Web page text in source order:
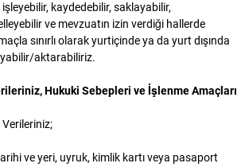
kaydedebilir, saklayabilir,
ve mevzuatın izin verdiği hallerde
sınırlı olarak yurtiçinde ya da yurt dışında
aktarabiliriz.
Hukuki Sebepleri ve İşlenme Amaçları
Verileriniz;
ve yeri, uyruk, kimlik kartı veya pasaport